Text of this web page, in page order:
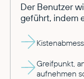
Der Benutzer
geführt, indem
Greifpunkt,
aufnehmen